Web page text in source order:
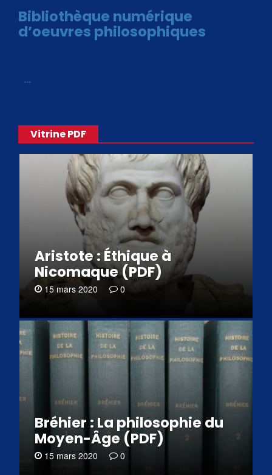
Bibliothèque numérique
d’oeuvres philosophiques
…
Vitrine PDF
Aristote : Éthique à
Nicomaque (PDF)
15 mars 2020 0
Bréhier : La philosophie du
Moyen-Âge (PDF)
15 mars 2020 0